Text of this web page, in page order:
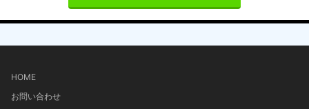
HOME
お問い合わせ